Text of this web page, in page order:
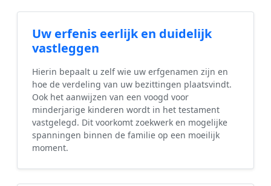
Uw erfenis eerlijk en duidelijk
vastleggen
Hierin bepaalt u zelf wie uw erfgenamen zijn en
hoe de verdeling van uw bezittingen plaatsvindt.
Ook het aanwijzen van een voogd voor
minderjarige kinderen wordt in het testament
vastgelegd. Dit voorkomt zoekwerk en mogelijke
spanningen binnen de familie op een moeilijk
moment.